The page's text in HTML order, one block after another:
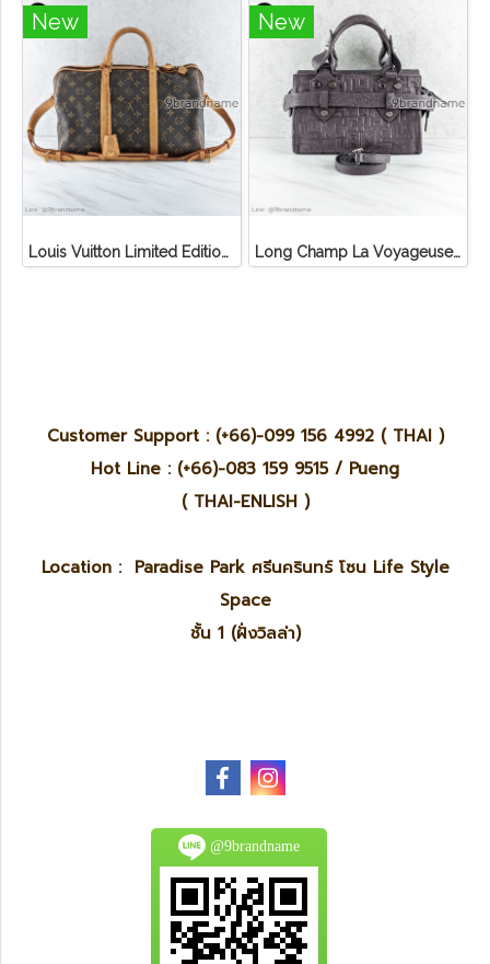
New
Louis Vuitton Limited Edition Monogram Canvas Sofia Coppola SC Bag
New
Long Champ La Voyageuse Bag Leather
Customer Support : (+66)-099 156 4992 ( THAI )
Hot Line : (+66)-083 159 9515 / Pueng
( THAI-ENLISH )
Location : Paradise Park ศรีนครินทร์ โซน Life Style
Space
ชั้น 1 (ฝั่งวิลล่า)
@9brandname